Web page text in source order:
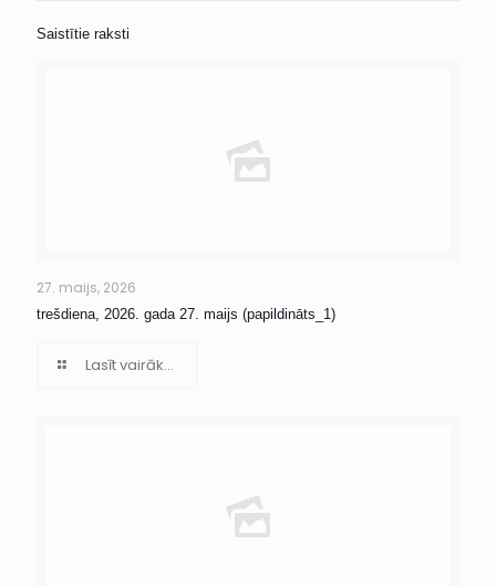
Saistītie raksti
27. maijs, 2026
trešdiena, 2026. gada 27. maijs (papildināts_1)
Lasīt vairāk...